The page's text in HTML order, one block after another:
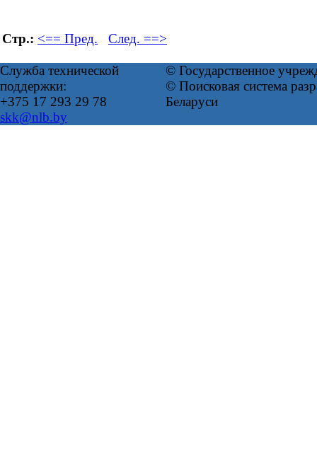
Стр.: <== Пред. След. ==>
Служба технической
поддержки:
+375 17 293 29 78
skk@nlb.by
© Государственное
© Поисковая система
Беларуси